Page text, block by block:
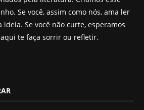
Se você, assim como nós, ama ler
Se você não curte, esperamos
te faça sorrir ou refletir.